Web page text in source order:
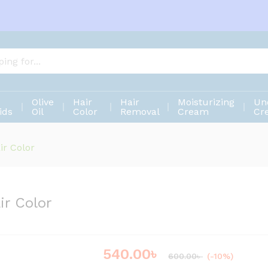
Olive
Oil
Hair
Color
Hair
Removal
Moisturizing
Cream
Color
Color
540.00৳ 600.00৳ (-10%)